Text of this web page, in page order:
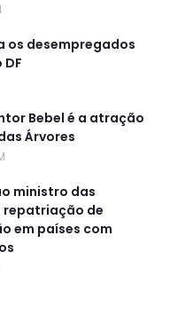
os desempregados
Bebel é a atração
Árvores
ministro das
repatriação de
em países com